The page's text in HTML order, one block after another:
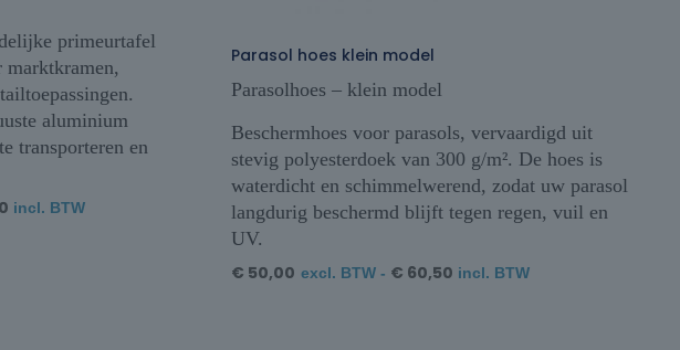
primeurtafel
marktkramen,
aluminium
transporteren en
incl. BTW
Parasol hoes klein model
Parasolhoes – klein model
Beschermhoes voor parasols, vervaardigd uit
stevig polyesterdoek van 300 g/m². De hoes is
waterdicht en schimmelwerend, zodat uw parasol
langdurig beschermd blijft tegen regen, vuil en
UV.
€ 50,00 excl. BTW - € 60,50 incl. BTW